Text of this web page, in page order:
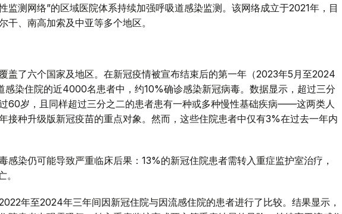
监测网络”的区域医院体系持续加强呼吸道感染监测。该网络成立于2021年，目
干、南高加索及中亚等多个地区。
盖了六个国家及地区。在新冠疫情被宣布结束后的第一年（2023年5月至2024
感染住院的近4000名患者中，约10%确诊感染新冠病毒。数据显示，超过三分
60岁，且同样超过三分之二的患者患有一种或多种慢性基础疾病——这两类人
接种升级版新冠疫苗的重点对象。然而，这些住院患者中仅有3%在过去一年内
感染仍可能导致严重临床后果：13%的新冠住院患者需转入重症监护室治疗，
年至2024年三年间因新冠住院与因流感住院的患者进行了比较。结果显示，